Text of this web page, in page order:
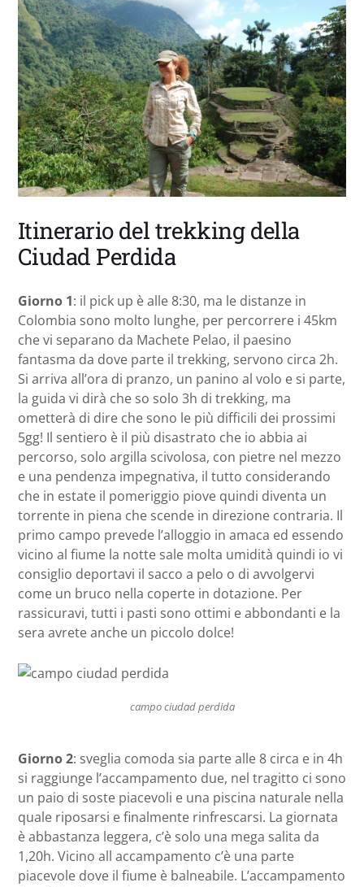
Itinerario del trekking della
Ciudad Perdida
Giorno 1: il pick up è alle 8:30, ma le distanze in
Colombia sono molto lunghe, per percorrere i 45km
che vi separano da Machete Pelao, il paesino
fantasma da dove parte il trekking, servono circa 2h.
Si arriva all’ora di pranzo, un panino al volo e si parte,
la guida vi dirà che so solo 3h di trekking, ma
ometterà di dire che sono le più difficili dei prossimi
5gg! Il sentiero è il più disastrato che io abbia ai
percorso, solo argilla scivolosa, con pietre nel mezzo
e una pendenza impegnativa, il tutto considerando
che in estate il pomeriggio piove quindi diventa un
torrente in piena che scende in direzione contraria. Il
primo campo prevede l’alloggio in amaca ed essendo
vicino al fiume la notte sale molta umidità quindi io vi
consiglio deportavi il sacco a pelo o di avvolgervi
come un bruco nella coperte in dotazione. Per
rassicuravi, tutti i pasti sono ottimi e abbondanti e la
sera avrete anche un piccolo dolce!
campo ciudad perdida
Giorno 2: sveglia comoda sia parte alle 8 circa e in 4h
si raggiunge l’accampamento due, nel tragitto ci sono
un paio di soste piacevoli e una piscina naturale nella
quale riposarsi e finalmente rinfrescarsi. La giornata
è abbastanza leggera, c’è solo una mega salita da
1,20h. Vicino all accampamento c’è una parte
piacevole dove il fiume è balneabile. L’accampamento